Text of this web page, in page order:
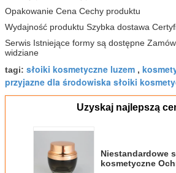
Opakowanie Cena Cechy produktu
Wydajność produktu Szybka dostawa
Serwis Istniejące formy są dostępne
widziane
tagi: słoiki kosmetyczne luzem ,
przyjazne dla środowiska słoiki
Uzyskaj najlepszą
Niestandardowe
kosmetyczne